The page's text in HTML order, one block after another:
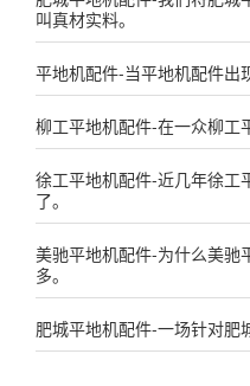
叫真材实料。
平地机配件-当平地机配件出
柳工平地机配件-在一众柳工
徐工平地机配件-近几年徐工
了。
美驰平地机配件-为什么美驰
多。
肥城平地机配件-一场针对肥